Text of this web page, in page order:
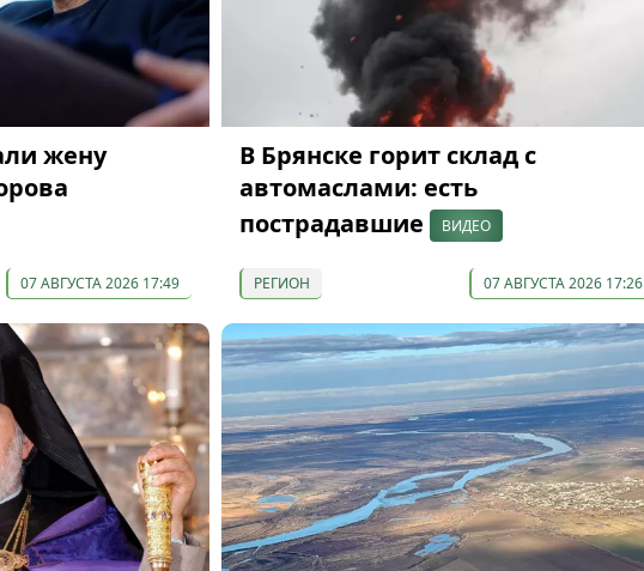
жену
07 АВГУСТА 2026 17:49
В Брянске горит склад с
автомаслами: есть
пострадавшие
ВИДЕО
РЕГИОН 07 АВГУСТА 2026 17:26